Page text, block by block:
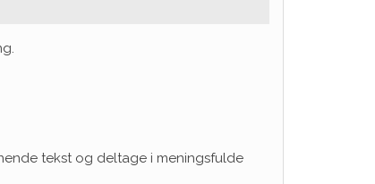
tekst og deltage i meningsfulde